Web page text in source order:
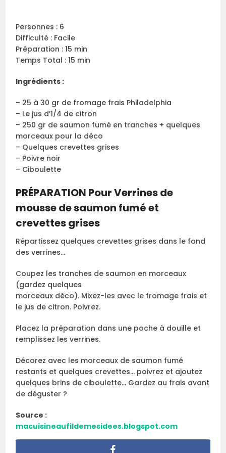
Personnes : 6
Difficulté : Facile
Préparation : 15 min
Temps Total : 15 min
Ingrédients :
– 25 à 30 gr de fromage frais Philadelphia
– Le jus d’1/4 de citron
– 250 gr de saumon fumé en tranches + quelques
morceaux pour la déco
– Quelques crevettes grises
– Poivre noir
– Ciboulette
PRÉPARATION Pour Verrines de
mousse de saumon fumé et
crevettes grises
Répartissez quelques crevettes grises dans le fond
des verrines…
Coupez les tranches de saumon en morceaux
(gardez quelques
morceaux déco). Mixez-les avec le fromage frais et
le jus de citron. Poivrez.
Placez la préparation dans une poche à douille et
remplissez les verrines.
Décorez avec les morceaux de saumon fumé
restants et quelques crevettes… poivrez et ajoutez
quelques brins de ciboulette… Gardez au frais avant
de déguster ?
Source :
macuisineaufildemesidees.blogspot.com